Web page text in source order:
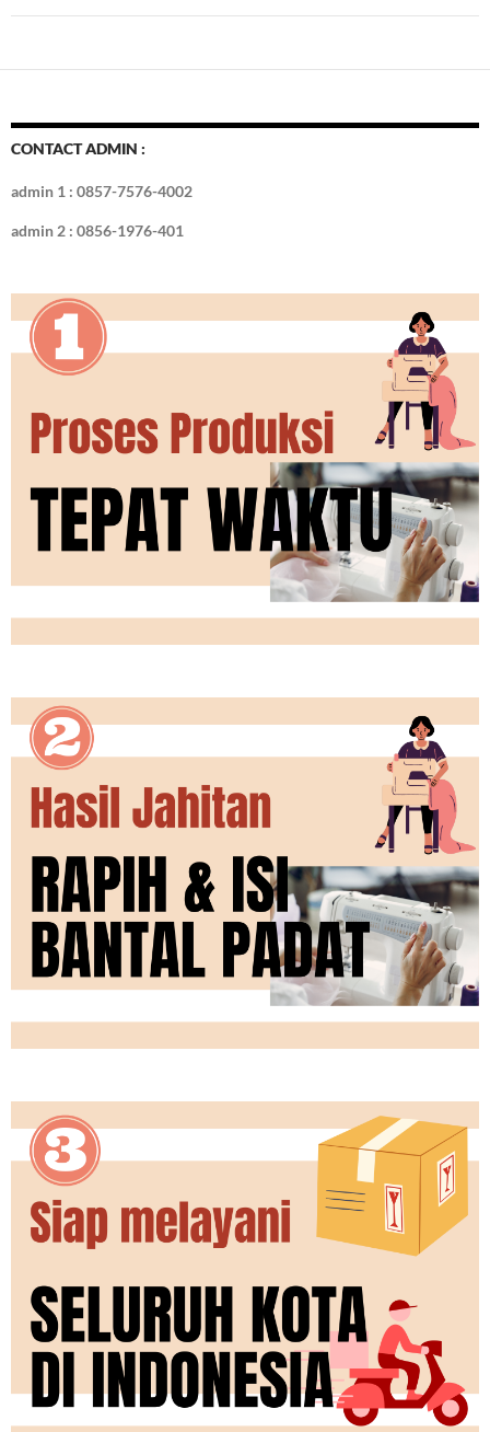
CONTACT ADMIN :
admin 1 : 0857-7576-4002
admin 2 : 0856-1976-401